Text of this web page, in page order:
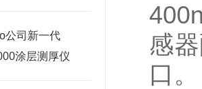
公司新一代
涂层测厚仪
感
口。